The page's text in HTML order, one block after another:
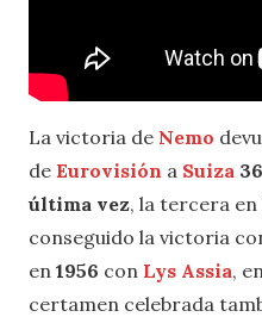
La victoria de Nemo
de Eurovisión a Suiza
última vez, la tercera
conseguido la victoria
en 1956 con Lys Assia,
certamen celebrada